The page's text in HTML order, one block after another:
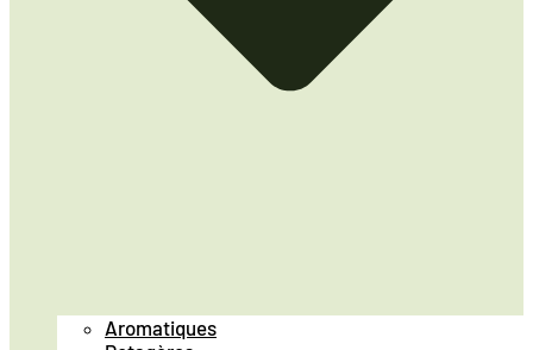
Aromatiques